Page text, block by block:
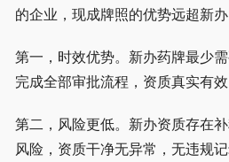
的企业，现成牌照的优势远超新办
第一，时效优势。新办药牌最少
完成全部审批流程，资质真实有
第二，风险更低。新办资质存在
风险，资质干净无异常，无违规